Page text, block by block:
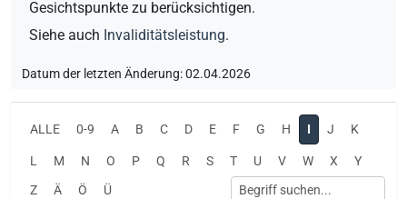
Gesichtspunkte zu berücksichtigen.
Siehe auch Invaliditätsleistung.
Datum der letzten Änderung: 02.04.2026
ALLE 0-9 A B C D E F G H I J K
L M N O P Q R S T U V W X
Y
Z
Ä Ö Ü